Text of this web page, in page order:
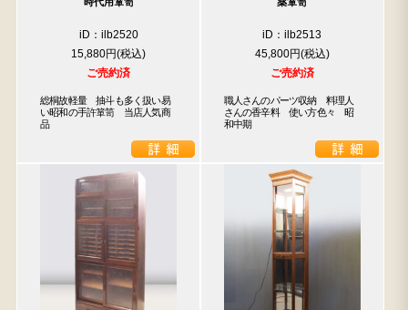
iD：ilb2520
15,880円
ご売約済
総桐故軽量　抽斗も多く扱い易
い昭和の手許箪笥　当店人気商
品
iD：ilb2513
45,800円
ご売約済
職人さんのパーツ収納　料理人
さんの香辛料　使い方色々　昭
和中期